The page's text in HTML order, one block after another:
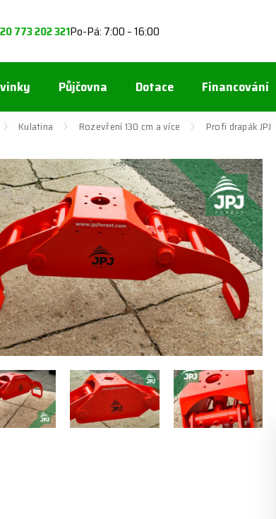
773 202 321Po-Pá: 7:00 – 16:00
Půjčovna Dotace Financování
Kulatina Rozevření 130 cm a více Profi drapák JPJ